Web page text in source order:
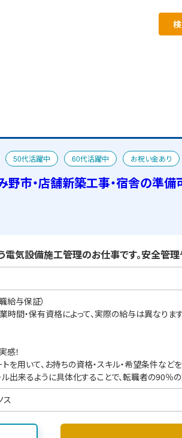
50代活躍中 60代活躍中 お祝い金あり
野市・店舗新築工事・宿舎の準備
気設備施工管理のお仕事です。安全管
給与保証）
時間・保有資格によって、実際の給与は異なります
！
を用いて、お持ちの資格・スキル・希望条件などを
出来るように具体化することで、転職者の90％
ス